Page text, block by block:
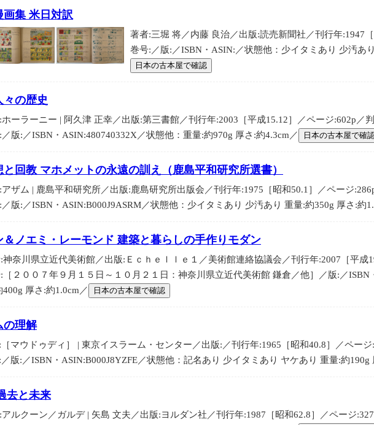
画集 米日対訳
著者:三堀 将／内藤 良治／出版:読売新聞社／刊行年:1947
巻号:／版:／ISBN・ASIN:／状態他：少イタミあり 少汚あ
日本の古本屋で確認
々の歴史
ーラーニー | 阿久津 正幸／出版:第三書館／刊行年:2003［平成15.12］／ページ:602p／
版:／ISBN・ASIN:480740332X／状態他：重量:約970g 厚さ:約4.3cm／
日本の古本屋で確
回教 マホメットの永遠の訓え（鹿島平和研究所選書）
ザム | 鹿島平和研究所／出版:鹿島研究所出版会／刊行年:1975［昭和50.1］／ページ
版:／ISBN・ASIN:B000J9ASRM／状態他：少イタミあり 少汚あり 重量:約350g 厚さ:約
＆ノエミ・レーモンド 建築と暮らしの手作りモダン
神奈川県立近代美術館／出版:Ｅｃｈｅｌｌｅ１／美術館連絡協議会／刊行年:2007［平成
［２００７年９月１５日～１０月２１日：神奈川県立近代美術館 鎌倉／他］／版:／ISBN
400g 厚さ:約1.0cm／
日本の古本屋で確認
の理解
マウドゥディ］ | 東京イスラーム・センター／出版:／刊行年:1965［昭和40.8］／ページ
版:／ISBN・ASIN:B000J8YZFE／状態他：記名あり 少イタミあり ヤケあり 重量:約190g
去と未来
ルクーン／ガルデ | 矢島 文夫／出版:ヨルダン社／刊行年:1987［昭和62.8］／ページ